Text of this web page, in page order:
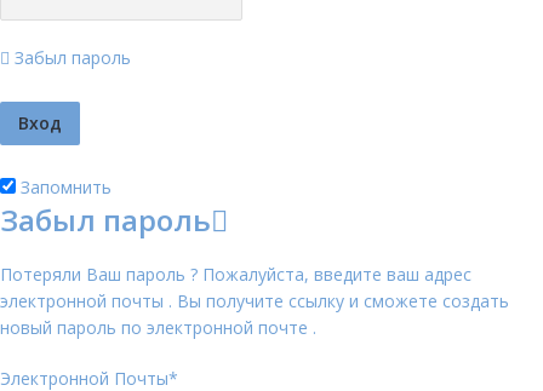
Забыл пароль
Запомнить
Забыл пароль
Потеряли Ваш пароль ? Пожалуйста, введите ваш адрес
электронной почты . Вы получите ссылку и сможете создать
новый пароль по электронной почте .
Электронной Почты*